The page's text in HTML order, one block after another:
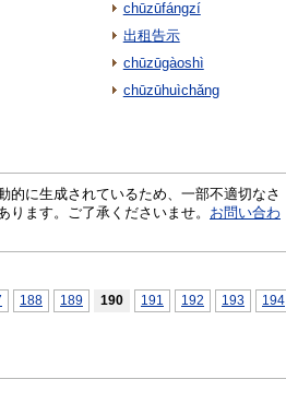
chūzūfángzí
出租告示
chūzūgàoshì
chūzūhuìchǎng
的に生成されているため、一部不適切なさ
ります。ご了承くださいませ。 お問い合わ
188 189 190 191 192 193
194